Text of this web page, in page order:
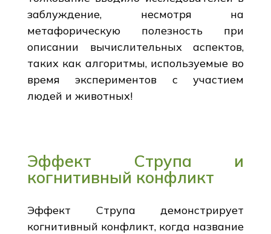
заблуждение, несмотря на
метафорическую полезность при
описании вычислительных аспектов,
таких как алгоритмы, используемые во
время экспериментов с участием
людей и животных!
Эффект Струпа и
когнитивный конфликт
Эффект Струпа демонстрирует
когнитивный конфликт, когда название